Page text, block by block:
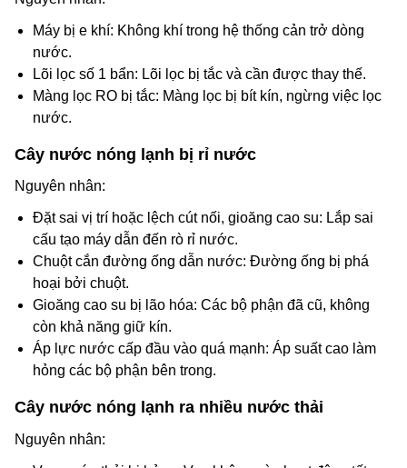
Máy bị e khí: Không khí trong hệ thống cản trở dòng
nước.
Lõi lọc số 1 bẩn: Lõi lọc bị tắc và cần được thay thế.
Màng lọc RO bị tắc: Màng lọc bị bít kín, ngừng việc lọc
nước.
Cây nước nóng lạnh bị rỉ nước
Nguyên nhân:
Đặt sai vị trí hoặc lệch cút nối, gioăng cao su: Lắp sai
cấu tạo máy dẫn đến rò rỉ nước.
Chuột cắn đường ống dẫn nước: Đường ống bị phá
hoại bởi chuột.
Gioăng cao su bị lão hóa: Các bộ phận đã cũ, không
còn khả năng giữ kín.
Áp lực nước cấp đầu vào quá mạnh: Áp suất cao làm
hỏng các bộ phận bên trong.
Cây nước nóng lạnh ra nhiều nước thải
Nguyên nhân: